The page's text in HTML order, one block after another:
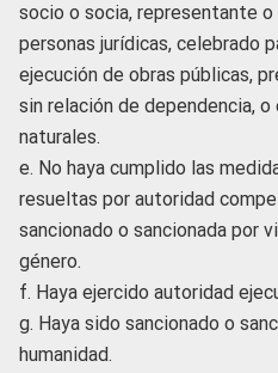
socio o socia, representante
personas jurídicas, celebrado
ejecución de obras públicas,
sin relación de dependencia,
naturales.
e. No haya cumplido las
resueltas por autoridad
sancionado o sancionada por
género.
f. Haya ejercido autoridad
g. Haya sido sancionado o
humanidad.